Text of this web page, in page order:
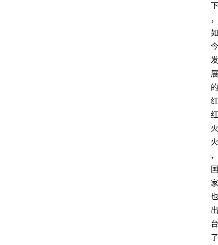
下
，
如
今
发
展
的
红
红
火
火
，
国
家
也
出
台
了